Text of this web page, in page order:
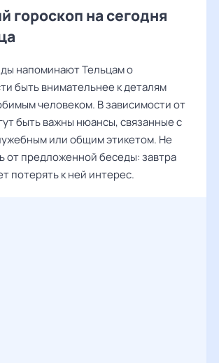
гороскоп на сегодня
напоминают Тельцам о
быть внимательнее к деталям
человеком. В зависимости от
быть важны нюансы, связанные с
или общим этикетом. Не
от предложенной беседы: завтра
потерять к ней интерес.